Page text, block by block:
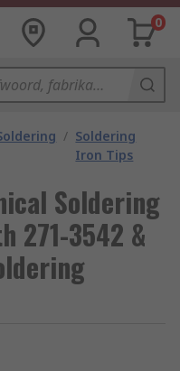
0
/ Soldering
Iron Tips
Soldering
271-3542 &